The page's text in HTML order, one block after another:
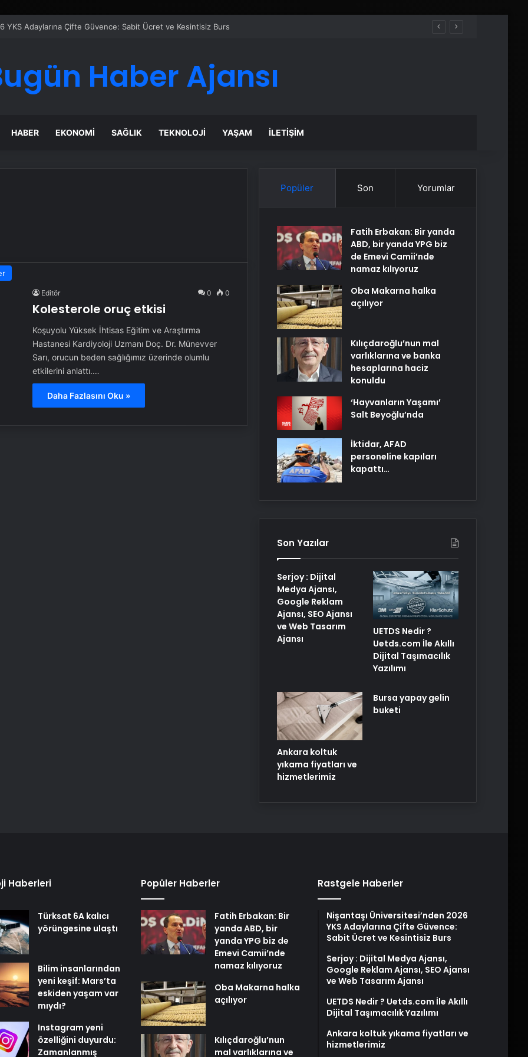
YKS Adaylarına Çifte Güvence: Sabit Ücret ve Kesintisiz Burs
Haber Ajansı
HABER EKONOMI SAĞLIK TEKNOLOJI YAŞAM İLETIŞIM
Editör 0 0
Kolesterole oruç etkisi
Koşuyolu Yüksek İhtisas Eğitim ve Araştırma
Hastanesi Kardiyoloji Uzmanı Doç. Dr. Münevver
Sarı, orucun beden sağlığımız üzerinde olumlu
etkilerini anlattı.…
Daha Fazlasını Oku »
Popüler Son Yorumlar
Fatih Erbakan: Bir yanda
ABD, bir yanda YPG biz
de Emevi Camii’nde
namaz kılıyoruz
Oba Makarna halka
açılıyor
Kılıçdaroğlu’nun mal
varlıklarına ve banka
hesaplarına haciz
konuldu
‘Hayvanların Yaşamı’
Salt Beyoğlu’nda
İktidar, AFAD
personeline kapıları
kapattı…
Son Yazılar
Serjoy : Dijital
Medya Ajansı,
Google Reklam
Ajansı, SEO Ajansı
ve Web Tasarım
Ajansı
UETDS Nedir ?
Uetds.com İle Akıllı
Dijital Taşımacılık
Yazılımı
Ankara koltuk
yıkama fiyatları ve
hizmetlerimiz
Bursa yapay gelin
buketi
Haberleri
Türksat 6A kalıcı
yörüngesine ulaştı
Bilim insanlarından
yeni keşif: Mars’ta
eskiden yaşam var
mıydı?
Instagram yeni
özelliğini duyurdu:
Zamanlanmış
Popüler Haberler
Fatih Erbakan: Bir
yanda ABD, bir
yanda YPG biz de
Emevi Camii’nde
namaz kılıyoruz
Oba Makarna halka
açılıyor
Kılıçdaroğlu’nun
mal varlıklarına ve
Rastgele Haberler
Nişantaşı Üniversitesi’nden 2026
YKS Adaylarına Çifte Güvence:
Sabit Ücret ve Kesintisiz Burs
Serjoy : Dijital Medya Ajansı,
Google Reklam Ajansı, SEO Ajansı
ve Web Tasarım Ajansı
UETDS Nedir ? Uetds.com İle Akıllı
Dijital Taşımacılık Yazılımı
Ankara koltuk yıkama fiyatları ve
hizmetlerimiz